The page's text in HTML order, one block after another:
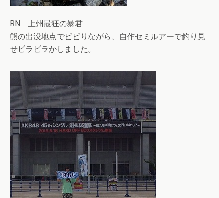
RN 上州最狂の暴君
熊の出没地点でビビりながら、自作セミルアーで釣り見
せビラビラかしました。